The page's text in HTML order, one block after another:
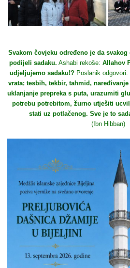
Svakom čovjeku određeno je da
podijeli sadaku. Ashabi rekoše: Allahov
udjeljujemo sadaku!? Poslanik odgovori:
vrata; tesbih, tekbir, tahmid,
uklanjanje prepreka s puta, urazumiti
potrebu potrebitom, žurno utješiti
stati uz potlačenog. Sve je to
(Ibn Hibban)